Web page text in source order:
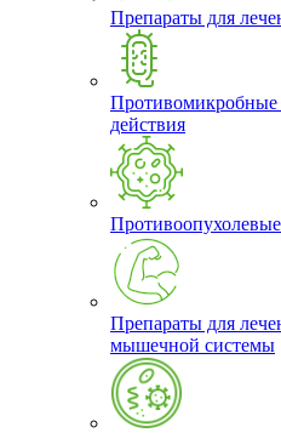
Препараты для
Противомикробные
действия
Препараты для
мышечной системы